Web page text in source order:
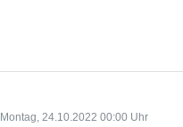
Montag, 24.10.2022 00:00 Uhr